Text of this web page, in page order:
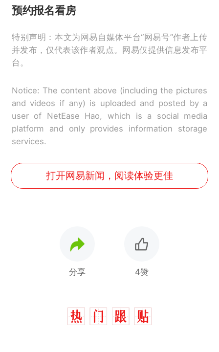
预约报名看房
特别声明：本文为网易自媒体平台“网易号”作者上传
并发布，仅代表该作者观点。网易仅提供信息发布平
台。
Notice: The content above (including the pictures
and videos if any) is uploaded and posted by a
user of NetEase Hao, which is a social media
platform and only provides information storage
services.
打开网易新闻，阅读体验更佳
分享 4赞